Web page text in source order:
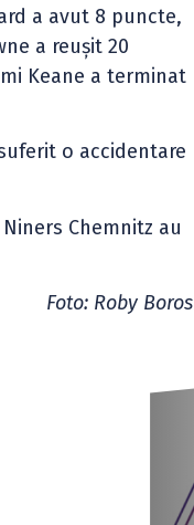
a avut 8 puncte,
a reușit 20
Keane a terminat
o accidentare
Chemnitz au
Foto: Roby Boros